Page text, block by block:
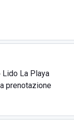
La Playa
prenotazione